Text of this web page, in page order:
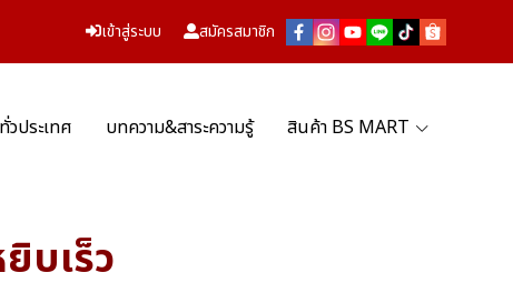
เข้าสู่ระบบ สมัครสมาชิก
ประเทศ บทความ&สาระความรู้ สินค้า BS MART
บเร็ว